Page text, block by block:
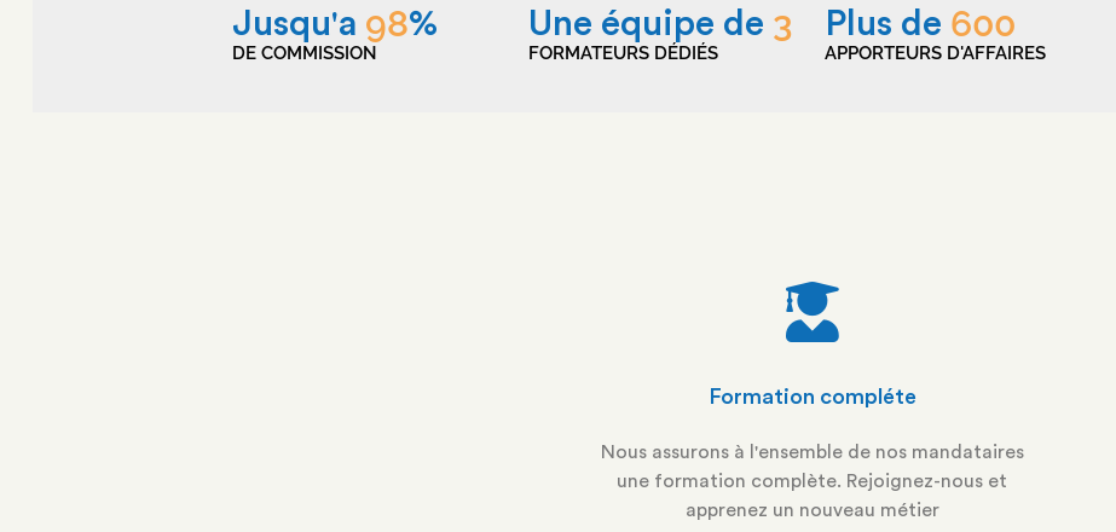
Jusqu'a 98%
DE COMMISSION
Une équipe de 3
FORMATEURS DÉDIÉS
Plus de 600
APPORTEURS D'AFFAIRES
Formation compléte
Nous assurons à l'ensemble de nos mandataires
une formation complète. Rejoignez-nous et
apprenez un nouveau métier